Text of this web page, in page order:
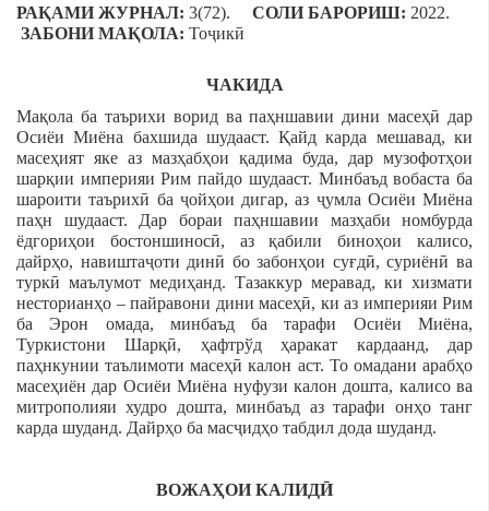
РАҚАМИ ЖУРНАЛ: 3(72). СОЛИ БАРОРИШ: 2022.
ЗАБОНИ МАҚОЛА: Тоҷикӣ
ЧАКИДА
Мақола ба таърихи ворид ва паҳншавии дини масеҳӣ дар
Осиёи Миёна бахшида шудааст. Қайд карда мешавад, ки
масеҳият яке аз мазҳабҳои қадима буда, дар музофотҳои
шарқии империяи Рим пайдо шудааст. Минбаъд вобаста ба
шароити таърихӣ ба ҷойҳои дигар, аз ҷумла Осиёи Миёна
паҳн шудааст. Дар бораи паҳншавии мазҳаби номбурда
ёдгориҳои бостоншиносӣ, аз қабили биноҳои калисо,
дайрҳо, навиштаҷоти динӣ бо забонҳои суғдӣ, суриёнӣ ва
туркӣ маълумот медиҳанд. Тазаккур меравад, ки хизмати
несторианҳо – пайравони дини масеҳӣ, ки аз империяи Рим
ба Эрон омада, минбаъд ба тарафи Осиёи Миёна,
Туркистони Шарқӣ, ҳафтрўд ҳаракат кардаанд, дар
паҳнкунии таълимоти масеҳӣ калон аст. То омадани арабҳо
масеҳиён дар Осиёи Миёна нуфузи калон дошта, калисо ва
митрополияи худро дошта, минбаъд аз тарафи онҳо танг
карда шуданд. Дайрҳо ба масҷидҳо табдил дода шуданд.
ВОЖАҲОИ КАЛИДӢ